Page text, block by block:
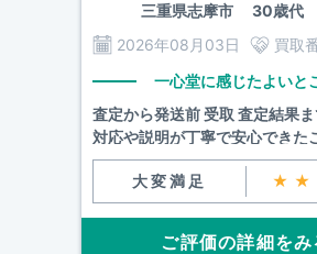
三重県志摩市30歳代
2026年08月03日
買取
一心堂に感じたよいと
査定から発送前 受取 査定結果
対応や説明が丁寧で安心できた
大変満足
ご評価の詳細をみ